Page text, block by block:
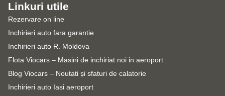
Linkuri utile
Rezervare on line
Inchirieri auto fara garantie
Inchirieri auto R. Moldova
Flota Viocars – Masini de inchiriat noi in aeroport
Blog Viocars – Noutati și sfaturi de calatorie
Inchirieri auto Iasi aeroport